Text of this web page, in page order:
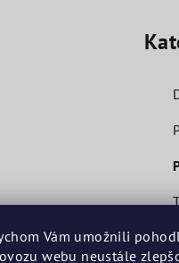
Vám umožnili
webu neustále